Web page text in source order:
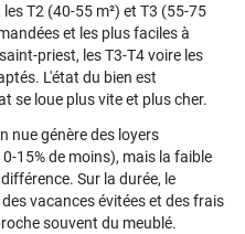
T2 (40-55 m²) et T3 (55-75
et les plus faciles à
priest, les T3-T4 voire les
L'état du bien est
se loue plus vite et plus cher.
nue génère des loyers
15% de moins), mais la faible
Sur la durée, le
vacances évitées et des frais
souvent du meublé.